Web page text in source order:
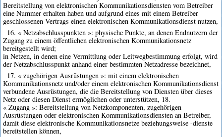
Bereitstellung von elektronischen Kommunikationsdiensten vom Betreiber
eine Nummer erhalten haben und aufgrund eines mit einem Betreiber
geschlossenen Vertrags einen elektronischen Kommunikationsdienst nutzen,
16. « Netzabschlusspunkten »: physische Punkte, an denen Endnutzern der
Zugang zu einem öffentlichen elektronischen Kommunikationsnetz
bereitgestellt wird;
in Netzen, in denen eine Vermittlung oder Leitwegbestimmung erfolgt, wird
der Netzabschlusspunkt anhand einer bestimmten Netzadresse bezeichnet,
17. « zugehörigen Ausrüstungen »: mit einem elektronischen
Kommunikationsnetz und/oder einem elektronischen Kommunikationsdienst
verbundene Ausrüstungen, die die Bereitstellung von Diensten über dieses
Netz oder diesen Dienst ermöglichen oder unterstützen, 18.
« Zugang »: Bereitstellung von Netzkomponenten, zugehörigen
Ausrüstungen oder elektronischen Kommunikationsdiensten an Betreiber,
damit diese elektronische Kommunikationsnetze beziehungsweise -dienste
bereitstellen können,